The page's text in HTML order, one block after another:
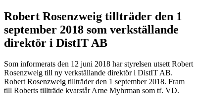
Robert Rosenzweig tillträder den 1
september 2018 som verkställande
direktör i DistIT AB
Som informerats den 12 juni 2018 har styrelsen utsett Robert
Rosenzweig till ny verkställande direktör i DistIT AB.
Robert Rosenzweig tillträder den 1 september 2018. Fram
till Roberts tillträde kvarstår Arne Myhrman som tf. VD.